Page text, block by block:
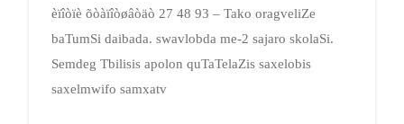
èïîòïè õòàïîòøâòäò 27 48 93 – Tako oragveliZe
baTumSi daibada. swavlobda me-2 sajaro skolaSi.
Semdeg Tbilisis apolon quTaTelaZis saxelobis
saxelmwifo samxatv